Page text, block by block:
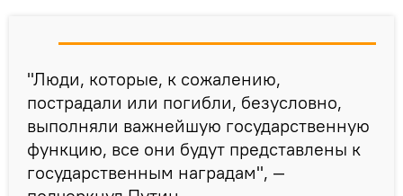
"Люди, которые, к сожалению,
пострадали или погибли, безусловно,
выполняли важнейшую государственную
функцию, все они будут представлены к
государственным наградам", —